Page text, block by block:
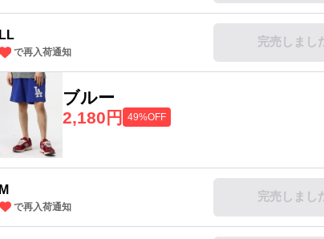
LL
で再入荷通知
完売しまし
ブルー
2,180円
49%OFF
M
で再入荷通知
完売しまし